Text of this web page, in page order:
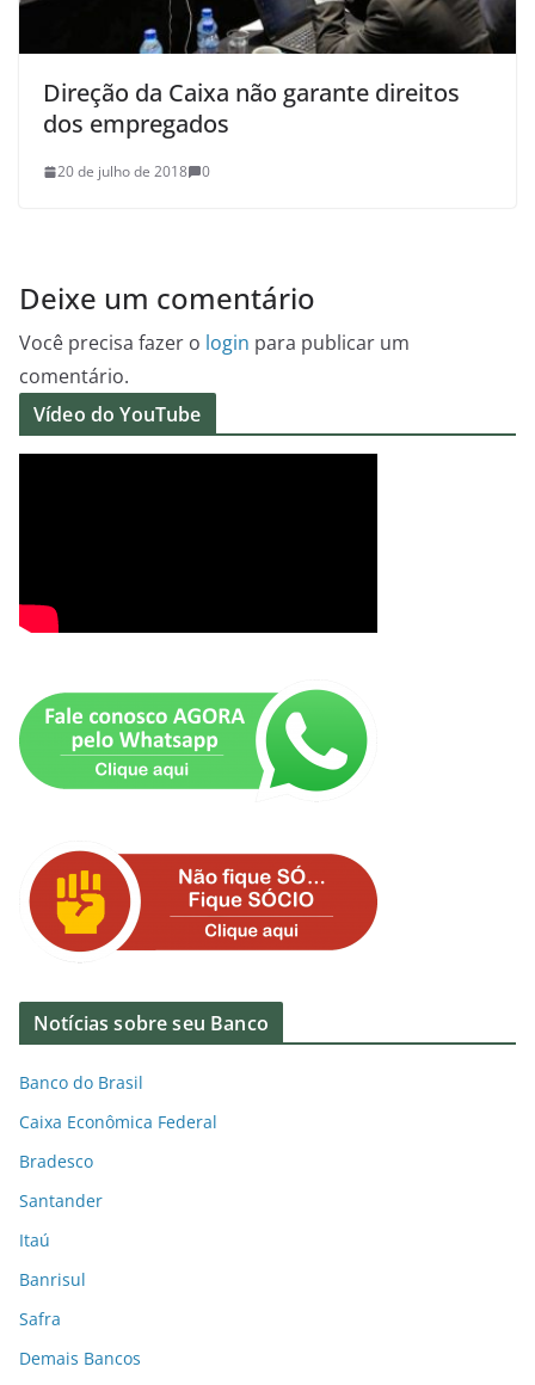
Direção da Caixa não garante direitos
dos empregados
20 de julho de 2018 0
Deixe um comentário
Você precisa fazer o login para publicar um
comentário.
Vídeo do YouTube
Notícias sobre seu Banco
Banco do Brasil
Caixa Econômica Federal
Bradesco
Santander
Itaú
Banrisul
Safra
Demais Bancos